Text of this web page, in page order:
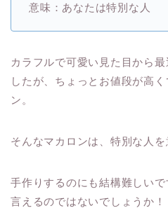
意味：あなたは特別な人
カラフルで可愛い見た目から
したが、ちょっとお値段が高
ン。
そんなマカロンは、特別な人を
手作りするのにも結構難しい
言えるのではないでしょうか！